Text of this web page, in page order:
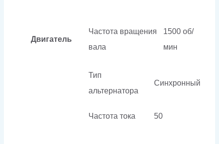
Двигатель
Частота вращения
вала
1500 об/
мин
Тип
альтернатора
Синхронный
Частота тока 50